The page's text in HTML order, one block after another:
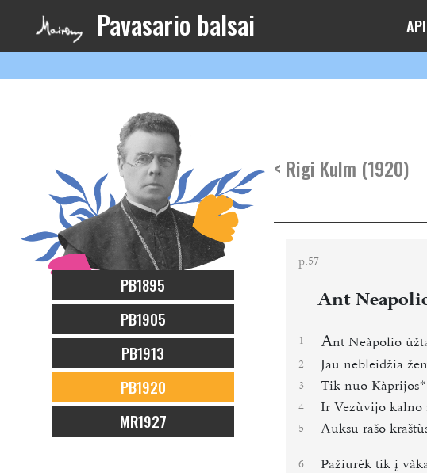
Pavasario balsai
PB1895
PB1905
PB1913
PB1920
MR1927
< Rigi Kulm (1920)
p.57
Ant
1 Ant Neàpolio
2 Jau nebleidžia
3 Tik nuo Kàprijos*
4 Ir Vezùvijo kalno
5 Auksu rašo
6 Pažiurėk tik į